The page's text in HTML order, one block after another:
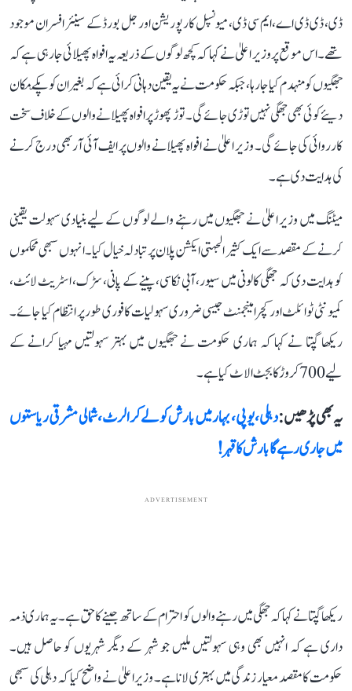
ڈی، ڈی ڈی اے، ایم سی ڈی، میونسپل کارپوریشن اور جل بورڈ کے سینئر افسران موجود
تھے۔ اس موقع پر وزیر اعلیٰ نے کہا کہ کچھ لوگوں کے ذریعہ یہ افواہ پھیلائی جا رہی ہے کہ
جھگیوں کو منہدم کیا جا رہا، جبکہ حکومت نے یہ یقین دہانی کرائی ہے کہ بغیر ان کو پکّے مکان
دیئے کوئی بھی جھگی نہیں توڑی جائے گی۔ توڑ پھوڑ پر افواہ پھیلانے والوں کے خلاف سخت
کارروائی کی جائے گی۔ وزیر اعلیٰ نے افواہ پھیلانے والوں پر ایف آئی آر بھی درج کرنے
کی ہدایت دی ہے۔
میٹنگ میں وزیر اعلیٰ نے جھگیوں میں رہنے والے لوگوں کے لیے بنیادی سہولت یقینی
کرنے کے مقصد سے ایک کثیر الجہتی ایکشن پلان پر تبادلہ خیال کیا۔ انہوں سبھی محکموں
کو ہدایت دی کہ جھگی کالونی میں سیور، آبی نکاسی، پینے کے پانی، سڑک، اسٹریٹ لائٹ،
کمیونٹی ٹوائلٹ اور کچرا مینجمنٹ جیسی ضروری سہولیات کا فوری طور پر انتظام کیا جائے۔
ریکھا گپتا نے کہا کہ ہماری حکومت نے جھگیوں میں بہتر سہولتیں مہیا کرانے کے
لیے 700 کروڑ کا بجٹ الاٹ کیا ہے۔
یہ بھی پڑھیں :دہلی، یوپی، بہار میں بارش کو لے کر الرٹ، شمالی مشرقی ریاستوں
میں جاری رہے گا بارش کا قہر!
ADVERTISEMENT
ریکھا گپتا نے کہا کہ جھگی میں رہنے والوں کو احترام کے ساتھ جینے کا حق ہے۔ یہ ہماری ذمہ
داری ہے کہ انہیں بھی وہی سہولتیں ملیں جو شہر کے دیگر شہریوں کو حاصل ہیں۔
حکومت کا مقصد معیار زندگی میں بہتری لانا ہے۔ وزیر اعلیٰ نے واضح کیا کہ دہلی کی سبھی